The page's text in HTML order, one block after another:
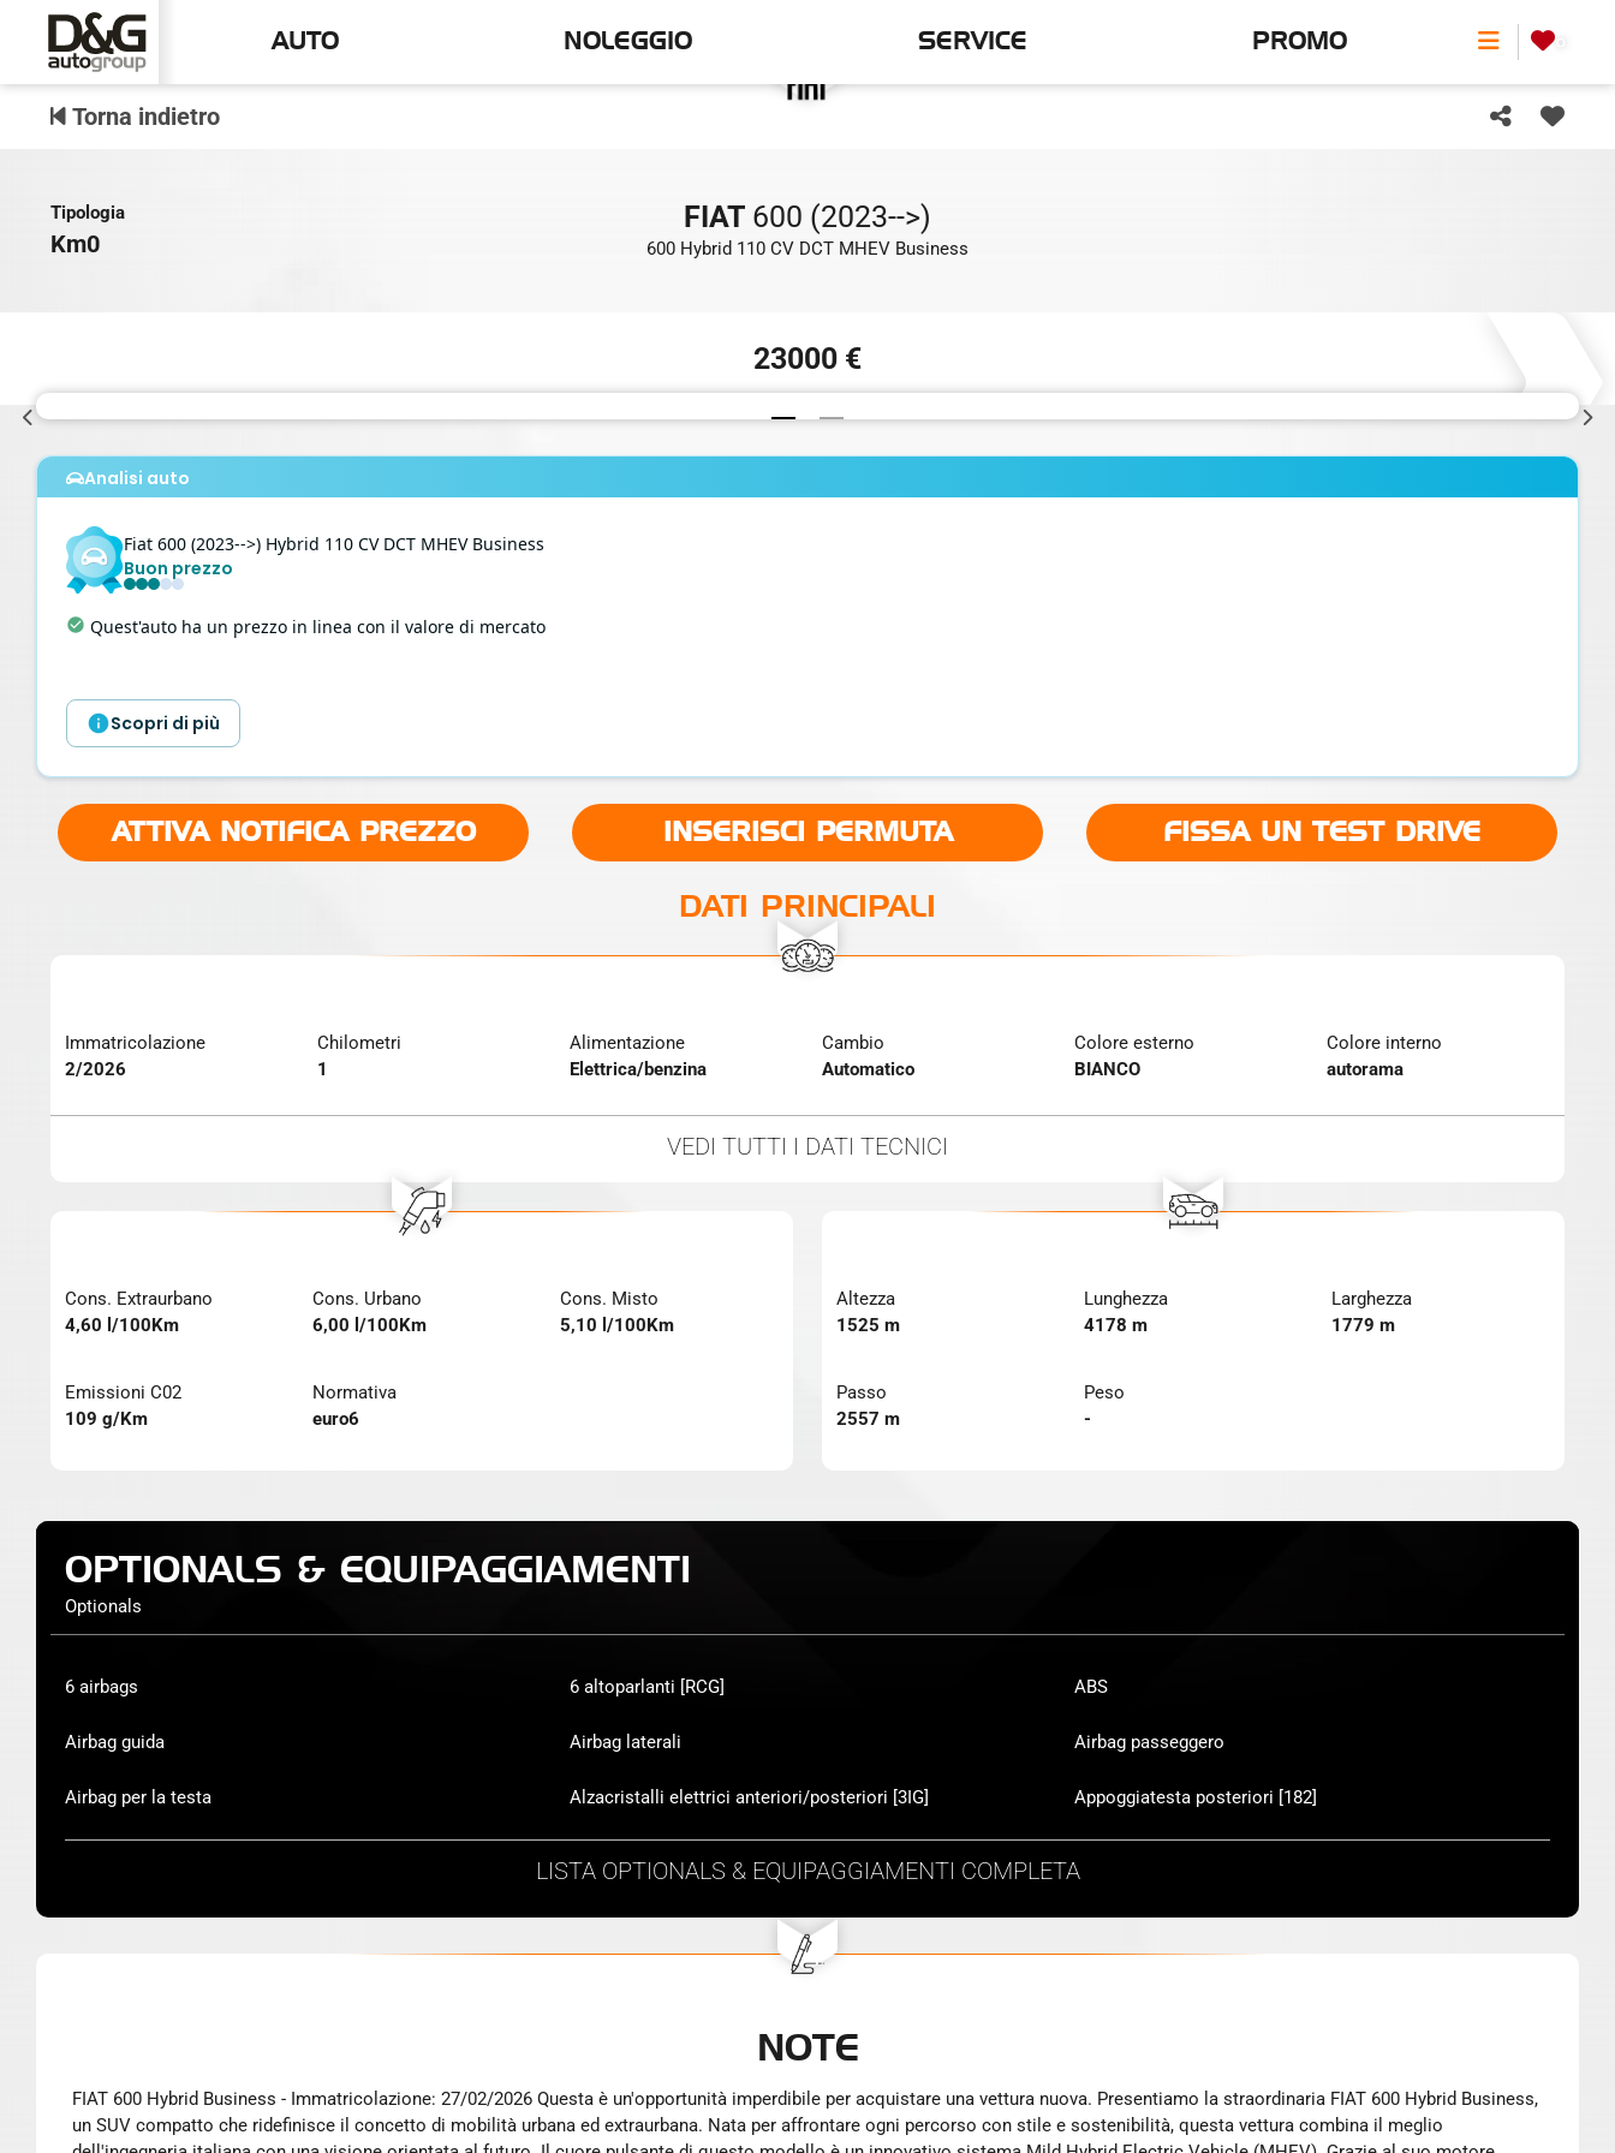
AUTO NOLEGGIO SERVICE PROMO
Torna indietro
Tipologia
Km0
FIAT 600 (2023-->)
600 Hybrid 110 CV DCT MHEV Business
23000 €
Analisi auto
Fiat 600 (2023-->) Hybrid 110 CV DCT MHEV Business
Buon prezzo
Ottimo chilometraggio: Chilometraggio basso rispetto alle altre Fiat 600 simili del 2026 .
Scopri di più
ATTIVA NOTIFICA PREZZO INSERISCI PERMUTA FISSA UN TEST DRIVE
DATI PRINCIPALI
Immatricolazione
2/2026
Chilometri
1
Alimentazione
Elettrica/benzina
Cambio
Automatico
Colore esterno
BIANCO
Colore interno
autorama
VEDI TUTTI I DATI TECNICI
Cons. Extraurbano
4,60 l/100Km
Cons. Urbano
6,00 l/100Km
Cons. Misto
5,10 l/100Km
Emissioni C02
109 g/Km
Normativa
euro6
Altezza
1525 m
Lunghezza
4178 m
Larghezza
1779 m
Passo
2557 m
Peso
-
OPTIONALS & EQUIPAGGIAMENTI
Optionals
6 airbags 6 altoparlanti [RCG] ABS
Airbag guida Airbag laterali Airbag passeggero
Airbag per la testa Alzacristalli elettrici anteriori/posteriori [3IG] Appoggiatesta posteriori [182]
LISTAOPTIONALS & EQUIPAGGIAMENTI COMPLETA
NOTE
FIAT 600 Hybrid Business - Immatricolazione: 27/02/2026 Questa è un'opportunità imperdibile per acquistare una vettura nuova. Presentiamo la straordinaria FIAT 600 Hybrid Business,
un SUV compatto che ridefinisce il concetto di mobilità urbana ed extraurbana. Nata per affrontare ogni percorso con stile e sostenibilità, questa vettura combina il meglio